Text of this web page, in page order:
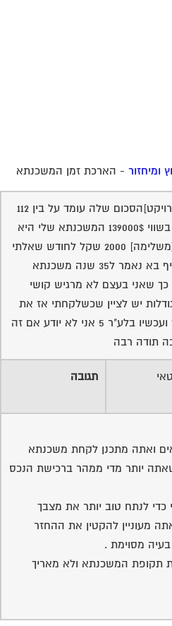
-הארכת זמן המשכנתא
אני רוצה למכור את דירתי [בפרויקט]הסכום שלה עומד על בין 112
ל115 ולקנות דירה גם בפרויקט בשווי 139000$ המשכנתא שלי היא
ל25 שנה שילמתי כבר6 שנים [משלימה] 2000 שקל לחודש שאלתי
היא האם אפשר לדוגמא להוסיף בא נאמר ל35 שנה משכנתא
2000 לחודש כך שאני בעצם לא מרגיש קושי
יש לציין שכשלקחתי אז את
המשכנתא היה לי רק ילד אחד ועכשיו בלע"ר 5 אני לא יודע אם זה
תודה רבה
תגובה
בריאים ואתה מתכנן לקחת משכנתא
יותר מדי ממהר ברכישת הנכס
כדי לנתח טוב יותר את מצבך
מעוניין להקטין את ההחזר
מסוימת .
המשכנתא ולא מאריך